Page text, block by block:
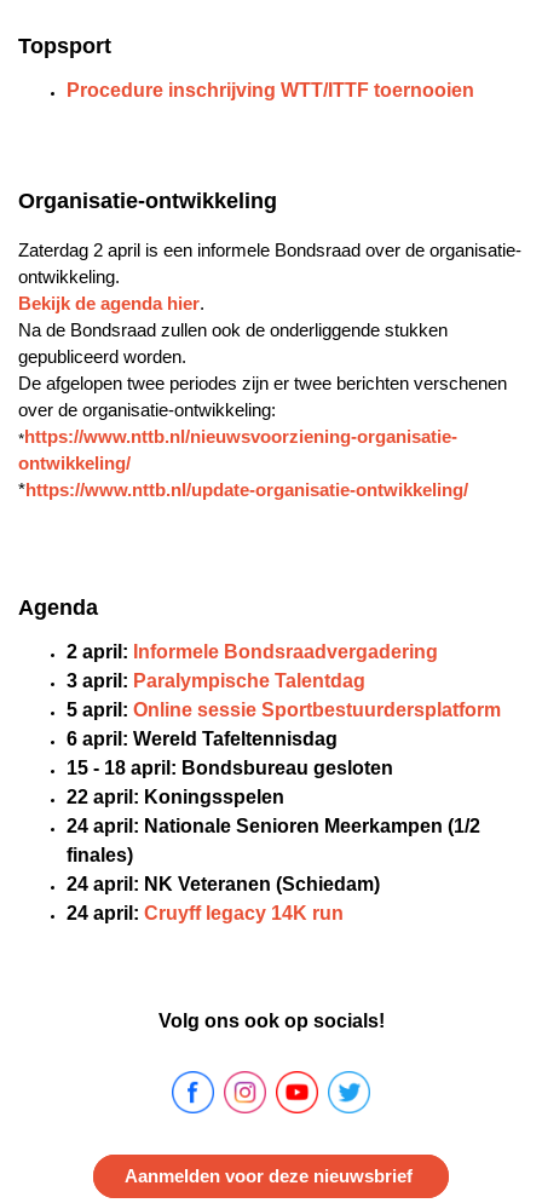
Topsport
Procedure inschrijving WTT/ITTF toernooien
Organisatie-ontwikkeling
Zaterdag 2 april is een informele Bondsraad over de organisatie-
ontwikkeling.
Bekijk de agenda hier.
Na de Bondsraad zullen ook de onderliggende stukken
gepubliceerd worden.
De afgelopen twee periodes zijn er twee berichten verschenen
over de organisatie-ontwikkeling:
*https://www.nttb.nl/nieuwsvoorziening-organisatie-
ontwikkeling/
*https://www.nttb.nl/update-organisatie-ontwikkeling/
Agenda
2 april: Informele Bondsraadvergadering
3 april: Paralympische Talentdag
5 april: Online sessie Sportbestuurdersplatform
6 april: Wereld Tafeltennisdag
15 - 18 april: Bondsbureau gesloten
22 april: Koningsspelen
24 april: Nationale Senioren Meerkampen (1/2
finales)
24 april: NK Veteranen (Schiedam)
24 april: Cruyff legacy 14K run
Volg ons ook op socials!
Aanmelden voor deze nieuwsbrief